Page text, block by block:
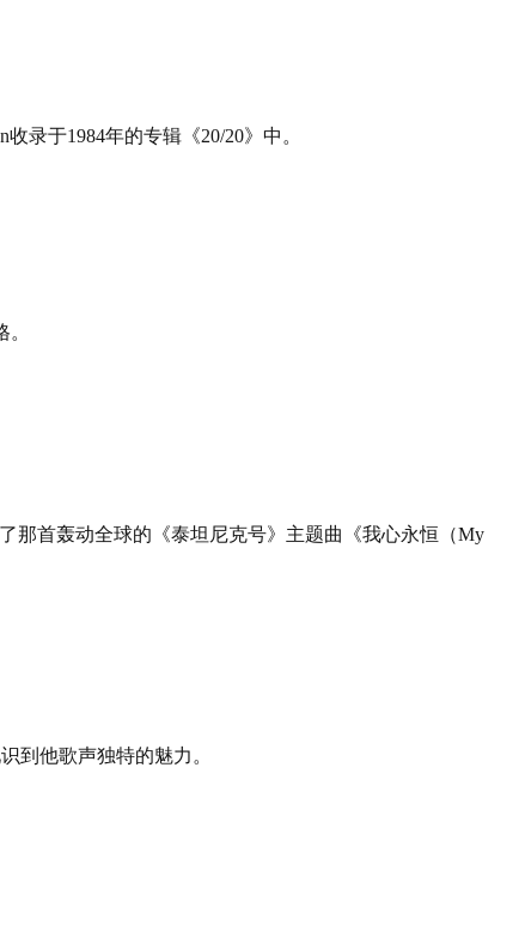
录于1984年的专辑《20/20》中。
那首轰动全球的《泰坦尼克号》主题曲《我心永恒（My
到他歌声独特的魅力。